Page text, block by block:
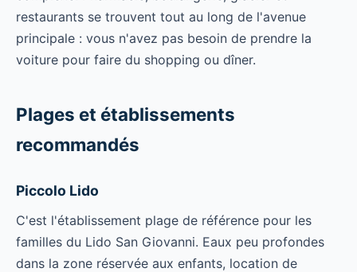
restaurants se trouvent tout au long de l'avenue
principale : vous n'avez pas besoin de prendre la
voiture pour faire du shopping ou dîner.
Plages et établissements
recommandés
Piccolo Lido
C'est l'établissement plage de référence pour les
familles du Lido San Giovanni. Eaux peu profondes
dans la zone réservée aux enfants, location de